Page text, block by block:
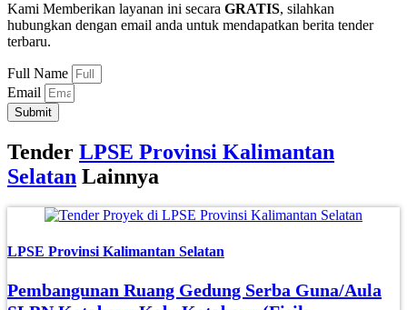
Kami Memberikan layanan ini secara GRATIS, silahkan
hubungkan dengan email anda untuk mendapatkan berita tender
terbaru.
Full Name
Email
Submit
Tender LPSE Provinsi Kalimantan
Selatan Lainnya
LPSE Provinsi Kalimantan Selatan
Pembangunan Ruang Gedung Serba Guna/Aula